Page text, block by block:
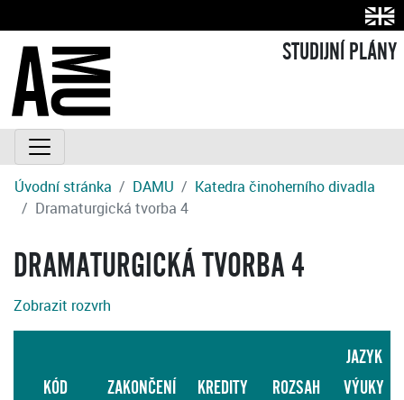
STUDIJNÍ PLÁNY
Úvodní stránka DAMU
Katedra činoherního divadla
Dramaturgická tvorba 4
DRAMATURGICKÁ TVORBA 4
Zobrazit rozvrh
KÓD ZAKONČENÍ KREDITY ROZSAH
JAZYK
VÝUKY